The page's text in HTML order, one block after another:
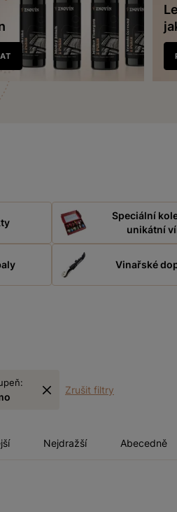
Speciální
unikátní
Vinařské
Zrušit filtry
Nejdražší Abecedně